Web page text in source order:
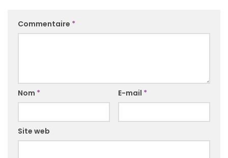
Commentaire *
Nom * E-mail *
Site web